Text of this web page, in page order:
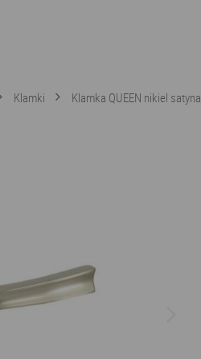
Klamki Klamka QUEEN nikiel satyna